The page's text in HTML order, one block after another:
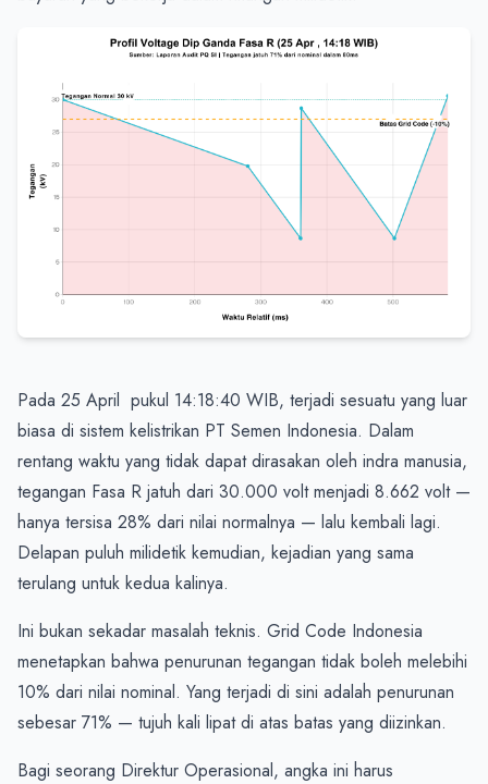
Pada 25 April  pukul 14:18:40 WIB, terjadi sesuatu yang luar
biasa di sistem kelistrikan PT Semen Indonesia. Dalam
rentang waktu yang tidak dapat dirasakan oleh indra manusia,
tegangan Fasa R jatuh dari 30.000 volt menjadi 8.662 volt —
hanya tersisa 28% dari nilai normalnya — lalu kembali lagi.
Delapan puluh milidetik kemudian, kejadian yang sama
terulang untuk kedua kalinya.
Ini bukan sekadar masalah teknis. Grid Code Indonesia
menetapkan bahwa penurunan tegangan tidak boleh melebihi
10% dari nilai nominal. Yang terjadi di sini adalah penurunan
sebesar 71% — tujuh kali lipat di atas batas yang diizinkan.
Bagi seorang Direktur Operasional, angka ini harus